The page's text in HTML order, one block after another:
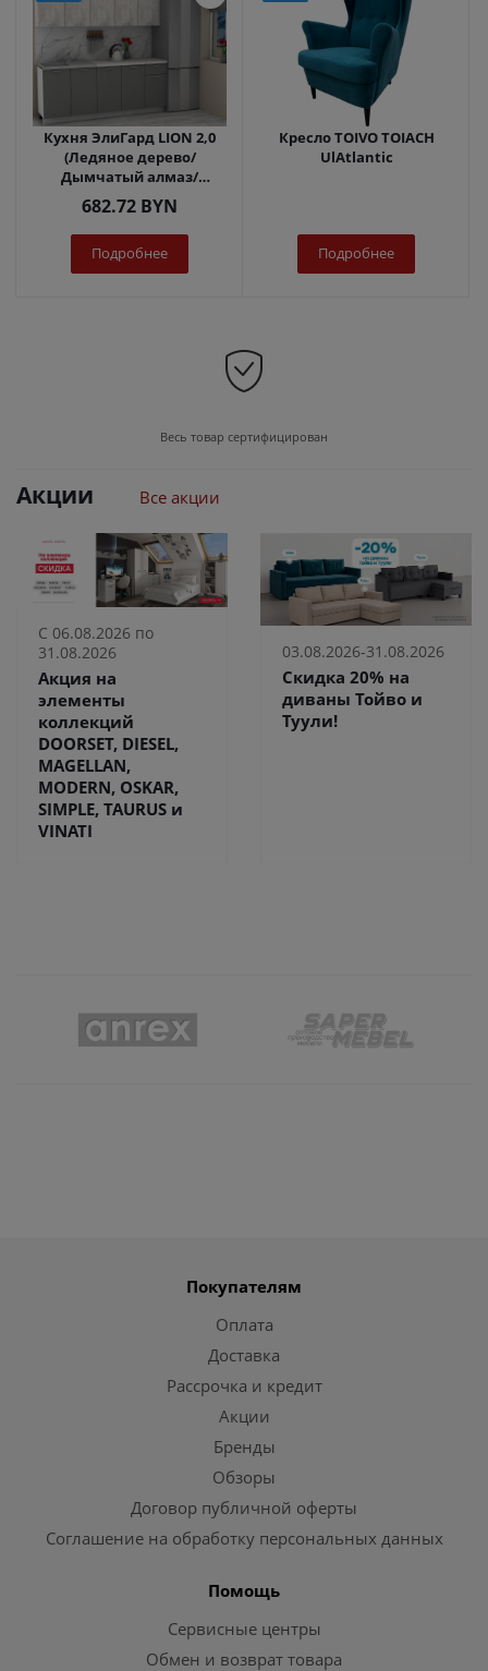
Кухня ЭлиГард LION 2,0
(Ледяное дерево/
Дымчатый алмаз/
Королевский опал)
682.72 BYN
Подробнее
Кресло TOIVO TOIACH
UlAtlantic
Подробнее
Весь товар сертифицирован
Акции Все акции
С 06.08.2026 по
31.08.2026
Акция на
элементы
коллекций
DOORSET, DIESEL,
MAGELLAN,
MODERN, OSKAR,
SIMPLE, TAURUS и
VINATI
03.08.2026-31.08.2026
Скидка 20% на
диваны Тойво и
Туули!
Покупателям
Оплата
Доставка
Рассрочка и кредит
Акции
Бренды
Обзоры
Договор публичной оферты
Соглашение на обработку персональных данных
Помощь
Сервисные центры
Обмен и возврат товара